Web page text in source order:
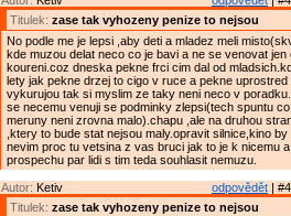
Titulek: zase tak vyhozeny penize to nejsou
No podle me je lepsi ,aby deti a mladez meli
kde muzou delat neco co je bavi a ne se venovat jen
koureni.coz dneska pekne frci cim dal od
lety jak pekne drzej to cigo v ruce a pekne uprostred
vykurujou tak si myslim ze taky neni neco v
se necemu venuji se podminky zlepsi(tech spuntu
meruny neni zrovna malo).chapu ,ale na druhou
,ktery to bude stat nejsou maly.opravit silnice,kino
nevim proc tu vetsina z vas bruci jak to je k nicemu
prospechu par lidi s tim teda souhlasit nemuzu.
odpovědět |
Autor: Ketiv
Titulek: zase tak vyhozeny penize to nejsou